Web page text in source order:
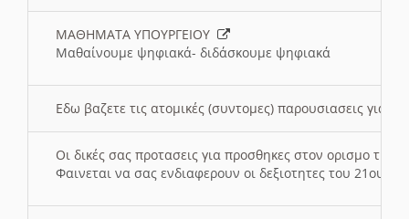
ΜΑΘΗΜΑΤΑ ΥΠΟΥΡΓΕΙΟΥ
Μαθαίνουμε ψηφιακά- διδάσκουμε ψηφιακά
Εδω βαζετε τις ατομικές (συντομες) παρουσιασεις για
Οι δικές σας προτασεις για προσθηκες στον ορισμο
Φαινεται να σας ενδιαφερουν οι δεξιοτητες του 21ου